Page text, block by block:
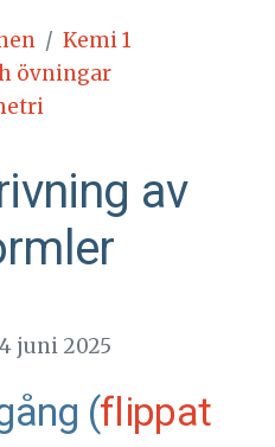
Kemi 1
övningar
av
juni 2025
(flippat